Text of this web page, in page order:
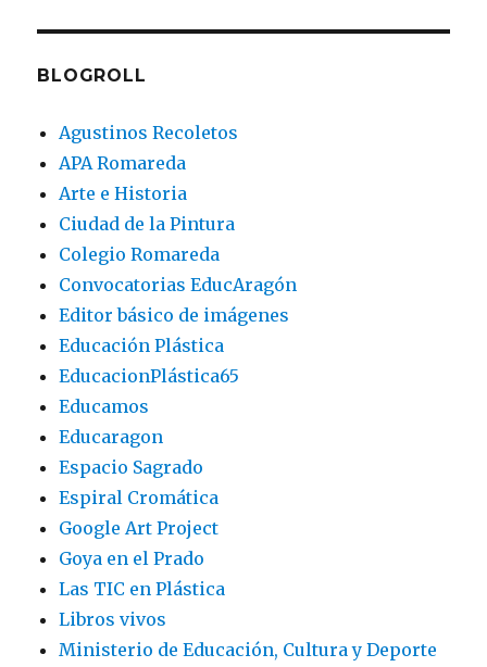
BLOGROLL
Agustinos Recoletos
APA Romareda
Arte e Historia
Ciudad de la Pintura
Colegio Romareda
Convocatorias EducAragón
Editor básico de imágenes
Educación Plástica
EducacionPlástica65
Educamos
Educaragon
Espacio Sagrado
Espiral Cromática
Google Art Project
Goya en el Prado
Las TIC en Plástica
Libros vivos
Ministerio de Educación, Cultura y Deporte